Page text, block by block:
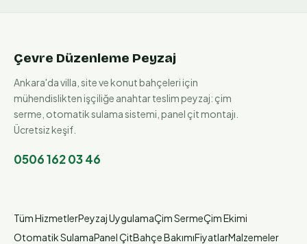
Çevre Düzenleme Peyzaj
Ankara'da villa, site ve konut bahçeleri için
mühendislikten işçiliğe anahtar teslim peyzaj: çim
serme, otomatik sulama sistemi, panel çit montajı.
Ücretsiz keşif.
0506 162 03 46
Tüm HizmetlerPeyzaj UygulamaÇim SermeÇim Ekimi
Otomatik SulamaPanel ÇitBahçe BakımıFiyatlarMalzemeler